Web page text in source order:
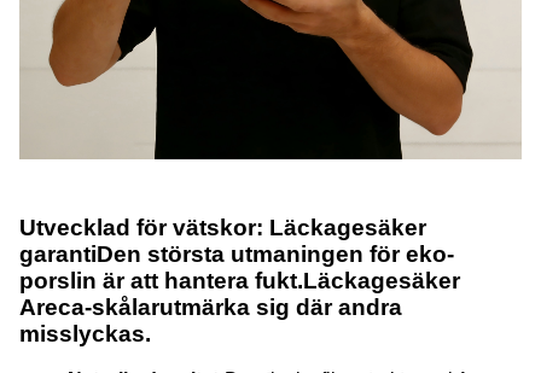
Utvecklad för vätskor: Läckagesäker
garantiDen största utmaningen för eko-
porslin är att hantera fukt.Läckagesäker
Areca-skålarutmärka sig där andra
misslyckas.